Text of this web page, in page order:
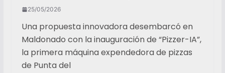
25/05/2026
Una propuesta innovadora desembarcó en
Maldonado con la inauguración de “Pizzer-IA”,
la primera máquina expendedora de pizzas
de Punta del